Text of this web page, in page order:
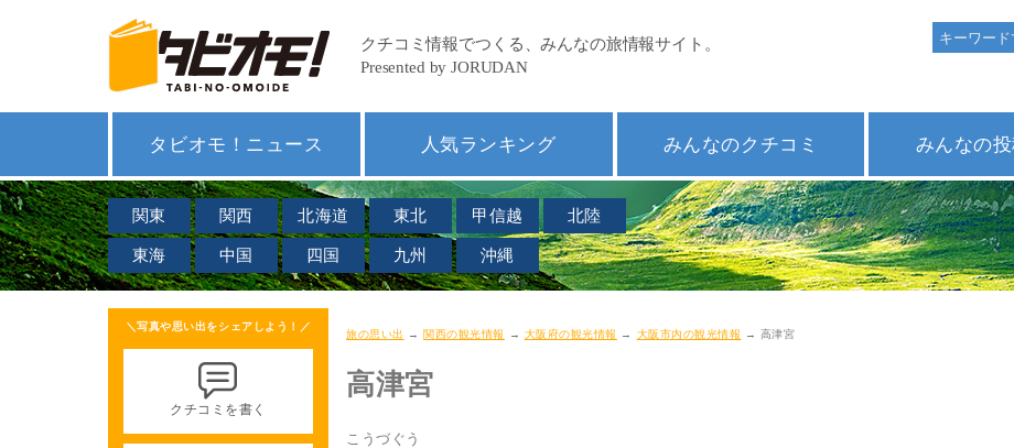
タビオモ！ニュース 人気ランキング みんなのクチコミ みんなの
関東 関西 北海道 東北 甲信越 北陸
東海 中国 四国 九州 沖縄
旅の思い出 → 関西の観光情報 → 大阪府の観光情報 → 大阪市内の観光情報 → 高津宮
高津宮
こうづぐう
＼写真や思い出をシェアしよう！／
クチコミを書く